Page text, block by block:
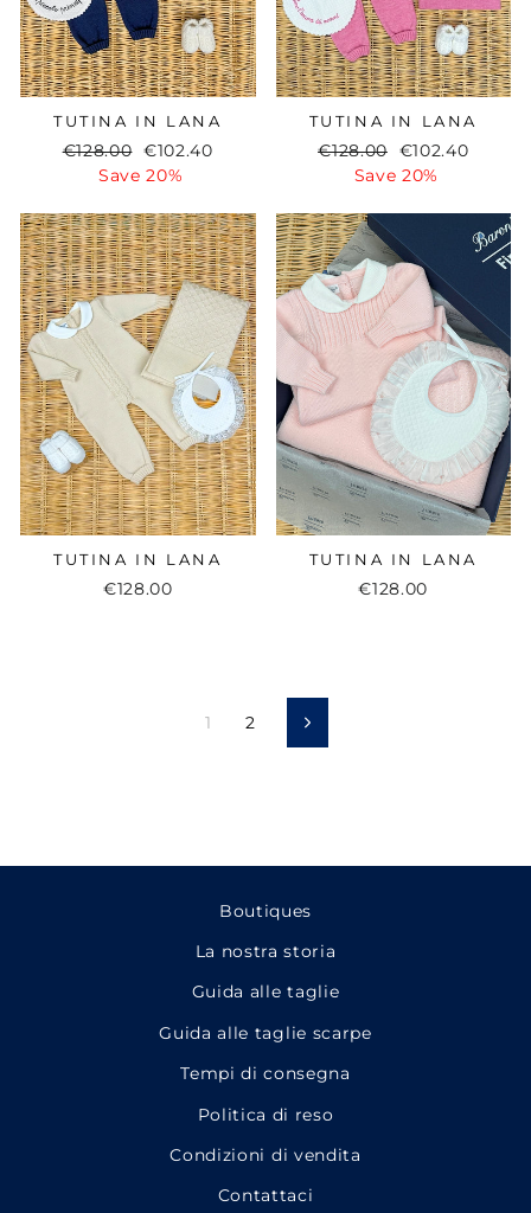
TUTINA IN LANA
Regular
price
€128.00
Sale
price
€102.40
Save 20%
TUTINA IN LANA
Regular
price
€128.00
Sale
price
€102.40
Save 20%
TUTINA IN LANA
€128.00
TUTINA IN LANA
€128.00
1 2 Prossimo
Boutiques
La nostra storia
Guida alle taglie
Guida alle taglie scarpe
Tempi di consegna
Politica di reso
Condizioni di vendita
Contattaci